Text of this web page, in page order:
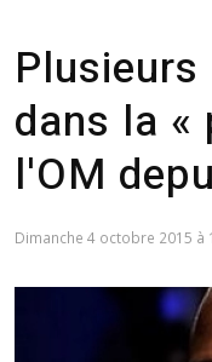
dans la «
l'OM
Dimanche 4 octobre 2015 à